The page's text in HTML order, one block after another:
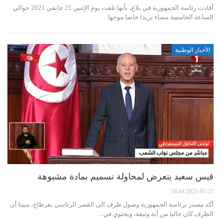
أفادت رئاسة الجمهورية في بلاغ، بأنها تلقت يوم الإثنين 25 جانفي 2021 حوالي
الساعة الخامسة مساء بريدا خاصا موجها…
الأخبار الوطنية
قيس سعيد يتعرض لمحاولة تسميم بمادة مشبوهة
2021-01-27 18:44
أكد مصدر برئاسة الجمهورية وصول ظرف الى القصر الرئاسي بقرطاج، مبينا أن
الظرف كان خاليا من أية وثيقة، ويحتوي في…